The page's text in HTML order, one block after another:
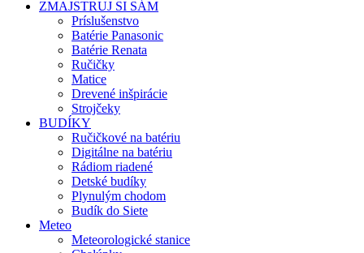
ZMAJSTRUJ SI SÁM
Príslušenstvo
Batérie Panasonic
Batérie Renata
Ručičky
Matice
Drevené inšpirácie
Strojčeky
BUDÍKY
Ručičkové na batériu
Digitálne na batériu
Rádiom riadené
Detské budíky
Plynulým chodom
Budík do Siete
Meteo
Meteorologické stanice